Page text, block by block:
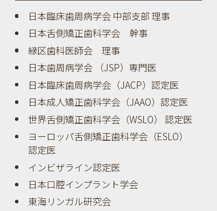
日本臨床歯周病学会 中部支部 理事
日本舌側矯正歯科学会 幹事
緑区歯科医師会 理事
日本歯周病学会 （JSP）専門医
日本臨床歯周病学会（JACP）認定医
日本成人矯正歯科学会（JAAO）認定医
世界舌側矯正歯科学会（WSLO） 認定医
ヨーロッパ舌側矯正歯科学会（ESLO）
認定医
インビザライン認定医
日本口腔インプラント学会
東海リンガル研究会